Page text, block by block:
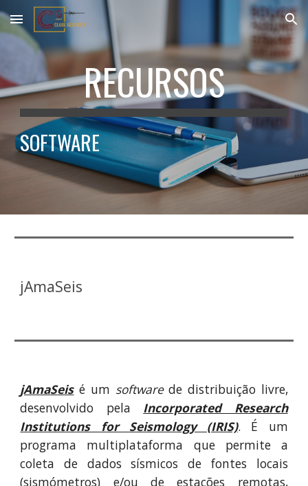
Skip to main content Skip to navigation
RECURSOS
SOFTWARE
jAmaSeis
jAmaSeis é um softwarede distribuição livre,
desenvolvido pela Incorporated Research
Institutions for Seismology (IRIS). É um
programa multiplataforma que permite a
coleta de dados sísmicos de fontes locais
(sismómetros) e/ou de estações remotas,